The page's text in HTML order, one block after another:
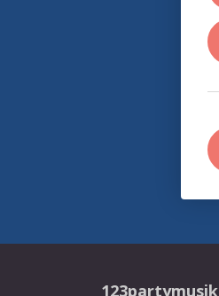
123partymusik